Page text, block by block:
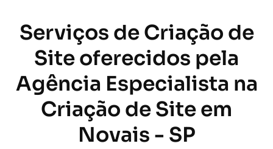
Serviços de Criação de
Site oferecidos pela
Agência Especialista na
Criação de Site em
Novais - SP